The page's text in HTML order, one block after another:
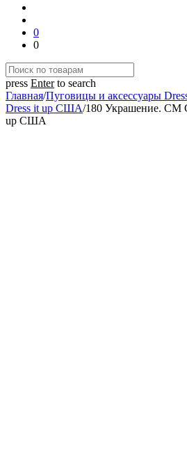
0
0
press Enterto search
Главная/Пуговицы и аксессуары
Dress it up США/180 Украшение. СМ
up США